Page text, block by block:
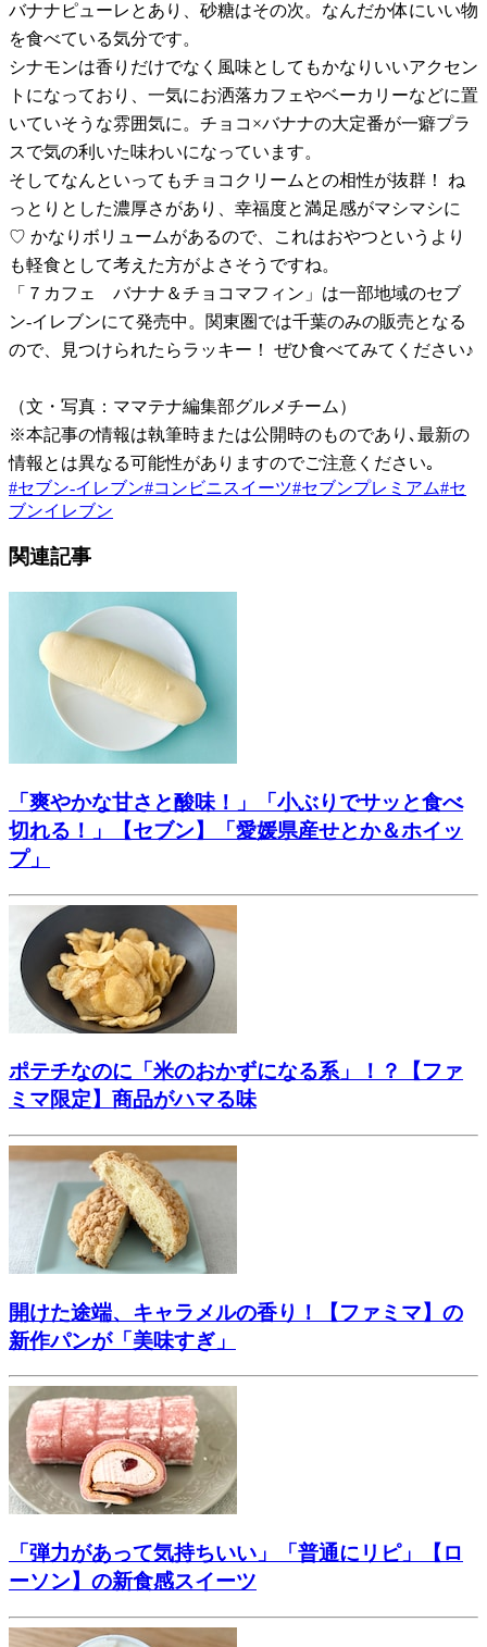
バナナピューレとあり、砂糖はその次。なんだか体にいい物
を食べている気分です。
シナモンは香りだけでなく風味としてもかなりいいアクセン
トになっており、一気にお洒落カフェやベーカリーなどに置
いていそうな雰囲気に。チョコ×バナナの大定番が一癖プラ
スで気の利いた味わいになっています。
そしてなんといってもチョコクリームとの相性が抜群！ ね
っとりとした濃厚さがあり、幸福度と満足感がマシマシに
♡ かなりボリュームがあるので、これはおやつというより
も軽食として考えた方がよさそうですね。
「７カフェ バナナ＆チョコマフィン」は一部地域のセブ
ン-イレブンにて発売中。関東圏では千葉のみの販売となる
ので、見つけられたらラッキー！ ぜひ食べてみてください♪
（文・写真：ママテナ編集部グルメチーム）
※本記事の情報は執筆時または公開時のものであり､最新の
情報とは異なる可能性がありますのでご注意ください｡
#セブン-イレブン#コンビニスイーツ#セブンプレミアム#セ
ブンイレブン
関連記事
「爽やかな甘さと酸味！」「小ぶりでサッと食べ
切れる！」【セブン】「愛媛県産せとか＆ホイッ
プ」
ポテチなのに「米のおかずになる系」！？【ファ
ミマ限定】商品がハマる味
開けた途端、キャラメルの香り！【ファミマ】の
新作パンが「美味すぎ」
「弾力があって気持ちいい」「普通にリピ」【ロ
ーソン】の新食感スイーツ